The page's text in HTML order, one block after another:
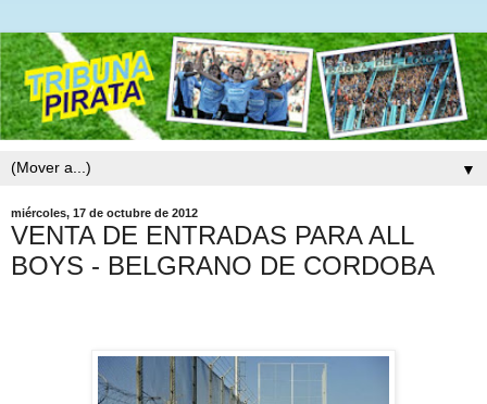
▼
miércoles, 17 de octubre de 2012
VENTA DE ENTRADAS PARA ALL
BOYS - BELGRANO DE CORDOBA